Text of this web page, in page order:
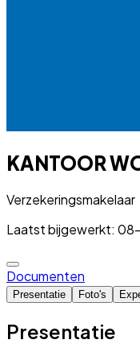
KANTOOR
Verzekeringsmakelaar
Laatst bijgewerkt:
Documenten
Presentatie Foto's
Presentatie